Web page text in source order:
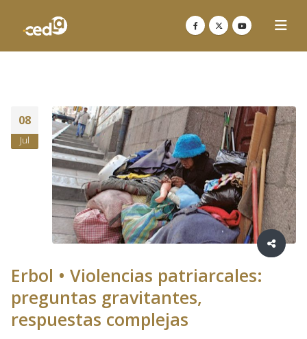
08
Jul
Erbol • Violencias patriarcales:
preguntas gravitantes,
respuestas complejas